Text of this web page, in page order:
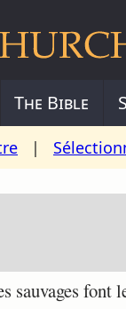
The Bible
|
sauvages